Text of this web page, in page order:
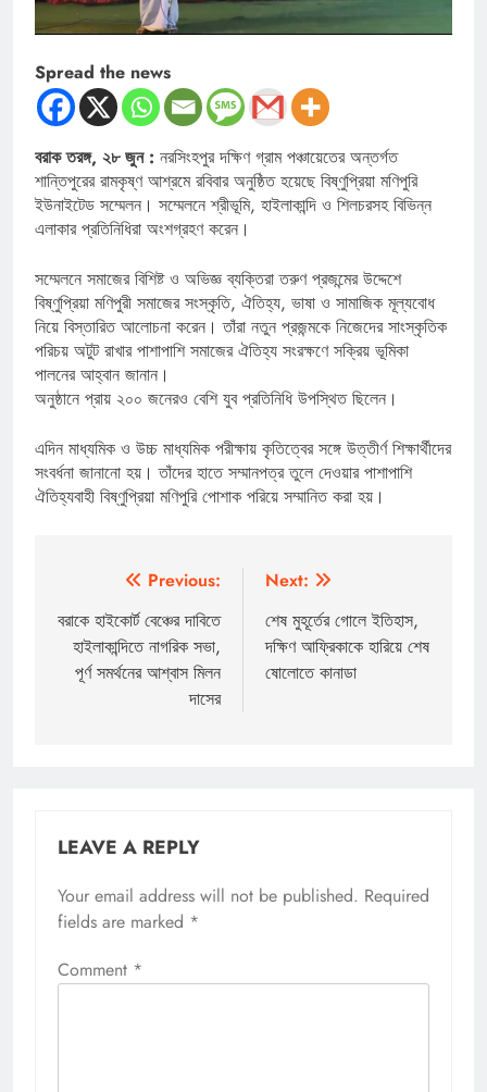
Spread the news
বরাক তরঙ্গ, ২৮ জুন : নরসিংহপুর দক্ষিণ গ্রাম পঞ্চায়েতের অন্তর্গত
শান্তিপুরের রামকৃষ্ণ আশ্রমে রবিবার অনুষ্ঠিত হয়েছে বিষ্ণুপ্রিয়া মণিপুরি
ইউনাইটেড সম্মেলন। সম্মেলনে শ্রীভূমি, হাইলাকান্দি ও শিলচরসহ বিভিন্ন
এলাকার প্রতিনিধিরা অংশগ্রহণ করেন।
সম্মেলনে সমাজের বিশিষ্ট ও অভিজ্ঞ ব্যক্তিরা তরুণ প্রজন্মের উদ্দেশে
বিষ্ণুপ্রিয়া মণিপুরী সমাজের সংস্কৃতি, ঐতিহ্য, ভাষা ও সামাজিক মূল্যবোধ
নিয়ে বিস্তারিত আলোচনা করেন। তাঁরা নতুন প্রজন্মকে নিজেদের সাংস্কৃতিক
পরিচয় অটুট রাখার পাশাপাশি সমাজের ঐতিহ্য সংরক্ষণে সক্রিয় ভূমিকা
পালনের আহ্বান জানান।
অনুষ্ঠানে প্রায় ২০০ জনেরও বেশি যুব প্রতিনিধি উপস্থিত ছিলেন।
এদিন মাধ্যমিক ও উচ্চ মাধ্যমিক পরীক্ষায় কৃতিত্বের সঙ্গে উত্তীর্ণ শিক্ষার্থীদের
সংবর্ধনা জানানো হয়। তাঁদের হাতে সম্মানপত্র তুলে দেওয়ার পাশাপাশি
ঐতিহ্যবাহী বিষ্ণুপ্রিয়া মণিপুরি পোশাক পরিয়ে সম্মানিত করা হয়।
navigation
Previous:
বরাকে হাইকোর্ট বেঞ্চের দাবিতে
হাইলাকান্দিতে নাগরিক সভা,
পূর্ণ সমর্থনের আশ্বাস মিলন
দাসের
Next:
শেষ মুহূর্তের গোলে ইতিহাস,
দক্ষিণ আফ্রিকাকে হারিয়ে শেষ
ষোলোতে কানাডা
LEAVE A REPLY
Your email address will not be published. Required
fields are marked *
Comment *